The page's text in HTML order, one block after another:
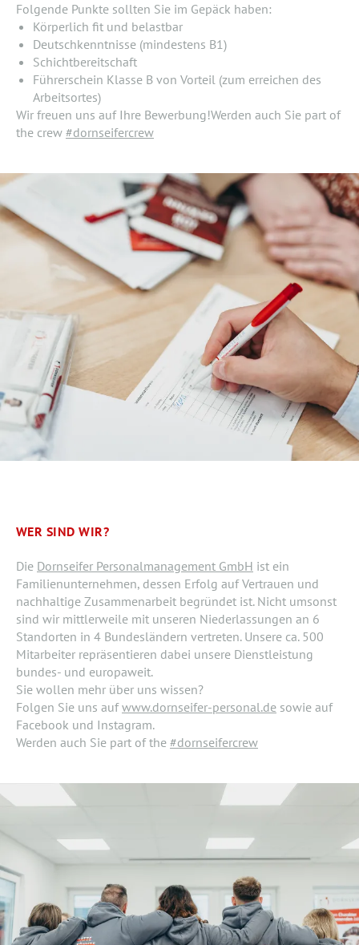
Folgende Punkte sollten Sie im Gepäck haben:
Körperlich fit und belastbar
Deutschkenntnisse (mindestens B1)
Schichtbereitschaft
Führerschein Klasse B von Vorteil (zum erreichen des
Arbeitsortes)
Wir freuen uns auf Ihre Bewerbung!Werden auch Sie part of
the crew #dornseifercrew
WER SIND WIR?
Die Dornseifer Personalmanagement GmbH ist ein
Familienunternehmen, dessen Erfolg auf Vertrauen und
nachhaltige Zusammenarbeit begründet ist. Nicht umsonst
sind wir mittlerweile mit unseren Niederlassungen an 6
Standorten in 4 Bundesländern vertreten. Unsere ca. 500
Mitarbeiter repräsentieren dabei unsere Dienstleistung
bundes- und europaweit.
Sie wollen mehr über uns wissen?
Folgen Sie uns aufwww.dornseifer-personal.de sowie auf
Facebook und Instagram.
Werden auch Sie part of the #dornseifercrew